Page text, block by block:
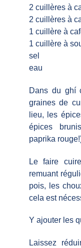
2 cuillères à
2 cuillères à
1 cuillère à
1 cuillère à
sel
eau
Dans du ghí
graines de
lieu, les
épices
paprika
Le faire
remuant
pois, les
cela est
Y ajouter les
Laissez